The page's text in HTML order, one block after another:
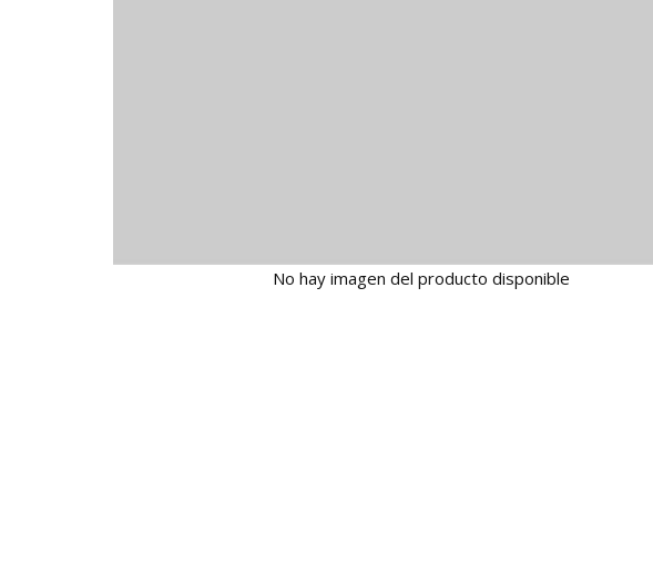
No hay imagen del producto disponible